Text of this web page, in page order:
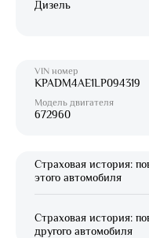
Дизель
VIN номер
KPADM4AE1LP094319
Модель двигателя
672960
Страховая история:
этого автомобиля
Страховая история:
другого автомобиля